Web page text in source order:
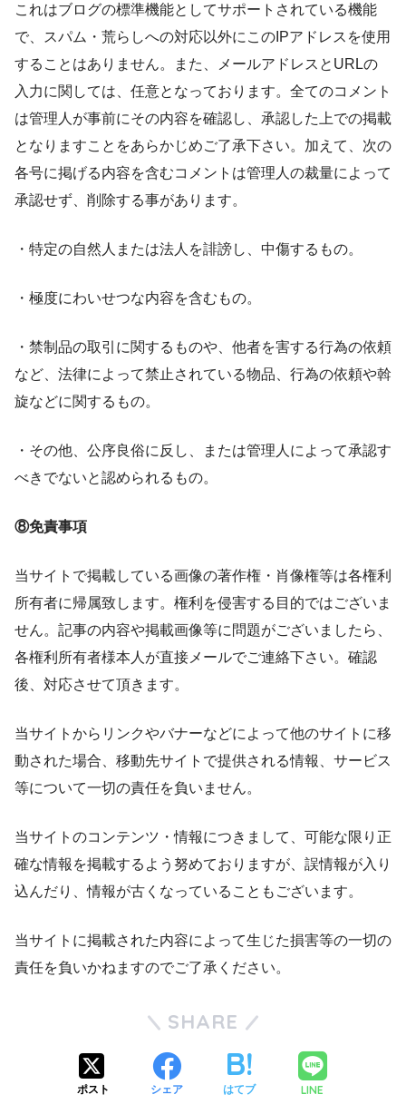
これはブログの標準機能としてサポートされている機能
で、スパム・荒らしへの対応以外にこのIPアドレスを使用
することはありません。また、メールアドレスとURLの
入力に関しては、任意となっております。全てのコメント
は管理人が事前にその内容を確認し、承認した上での掲載
となりますことをあらかじめご了承下さい。加えて、次の
各号に掲げる内容を含むコメントは管理人の裁量によって
承認せず、削除する事があります。
・特定の自然人または法人を誹謗し、中傷するもの。
・極度にわいせつな内容を含むもの。
・禁制品の取引に関するものや、他者を害する行為の依頼
など、法律によって禁止されている物品、行為の依頼や斡
旋などに関するもの。
・その他、公序良俗に反し、または管理人によって承認す
べきでないと認められるもの。
⑧免責事項
当サイトで掲載している画像の著作権・肖像権等は各権利
所有者に帰属致します。権利を侵害する目的ではございま
せん。記事の内容や掲載画像等に問題がございましたら、
各権利所有者様本人が直接メールでご連絡下さい。確認
後、対応させて頂きます。
当サイトからリンクやバナーなどによって他のサイトに移
動された場合、移動先サイトで提供される情報、サービス
等について一切の責任を負いません。
当サイトのコンテンツ・情報につきまして、可能な限り正
確な情報を掲載するよう努めておりますが、誤情報が入り
込んだり、情報が古くなっていることもございます。
当サイトに掲載された内容によって生じた損害等の一切の
責任を負いかねますのでご了承ください。
SHARE
ポスト シェア はてブ LINE